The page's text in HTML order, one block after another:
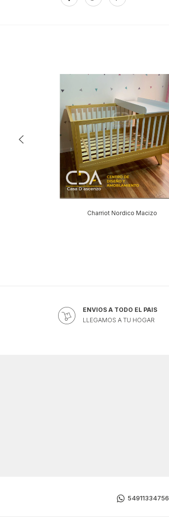
Charriot Nordico Macizo
ENVIOS A TODO EL PAIS
LLEGAMOS A TU HOGAR